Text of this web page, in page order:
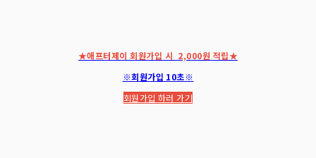
★애프터제이 회원가입 시 2,000원 적립★
※회원가입 10초※
회원가입 하러 가기